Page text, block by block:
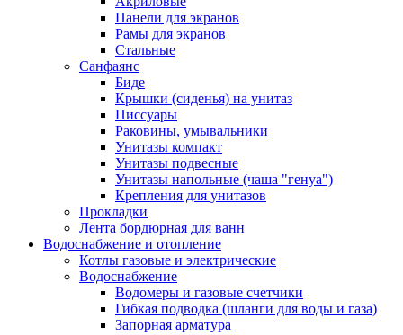
Панели для экранов
Рамы для экранов
Стальные
Санфаянс
Биде
Крышки (сиденья) на унитаз
Писсуары
Раковины, умывальники
Унитазы компакт
Унитазы подвесные
Унитазы напольные (чаша "генуа")
Крепления для унитазов
Прокладки
Лента бордюрная для ванн
Водоснабжение и отопление
Котлы газовые и электрические
Водоснабжение
Водомеры и газовые счетчики
Гибкая подводка (шланги для воды и газа)
Запорная арматура